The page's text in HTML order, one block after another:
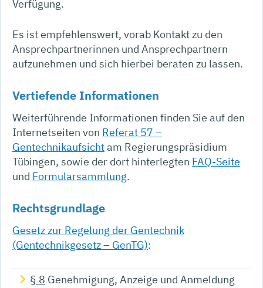
Verfügung.
Es ist empfehlenswert, vorab Kontakt zu den
Ansprechpartnerinnen und Ansprechpartnern
aufzunehmen und sich hierbei beraten zu lassen.
Vertiefende Informationen
Weiterführende Informationen finden Sie auf den
Internetseiten von Referat 57 –
Gentechnikaufsichtam Regierungspräsidium
Tübingen, sowie der dort hinterlegten FAQ-Seite
und Formularsammlung.
Rechtsgrundlage
Gesetz zur Regelung der Gentechnik
(Gentechnikgesetz – GenTG):
§ 8 Genehmigung, Anzeige und Anmeldung